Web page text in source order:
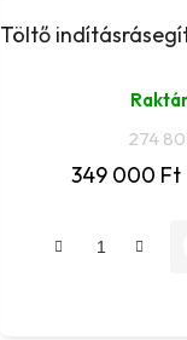
Töltő
274
349 000 Ft